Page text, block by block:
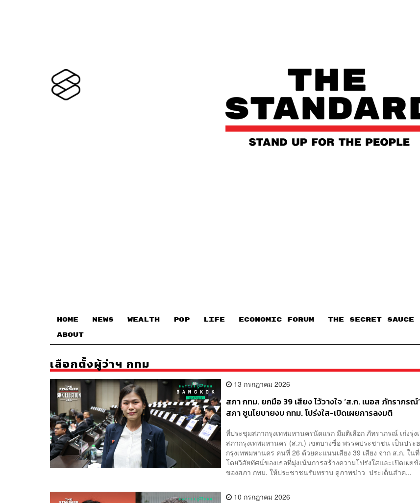
HOME NEWS WEALTH POP LIFE ECONOMIC FORUM THE SECRET SAUCE​
ABOUT
เลือกตั้งผู้ว่าฯ กทม
13 กรกฎาคม 2026
สภา กทม. ยกมือ 39 เสียง ไว้วางใจ ‘ส.ก. เนอส ภัทราภรณ์
สภา ชูนโยบายงบ กทม. โปร่งใส-เปิดเผยการลงมติ
ที่ประชุมสภากรุงเทพมหานครนัดแรก มีมติเลือก ภัทราภรณ์ เก่งรุ่ง
สภากรุงเทพมหานคร (ส.ก.) เขตบางซื่อ พรรคประชาชน เป็นประ
กรุงเทพมหานคร คนที่ 26 ด้วยคะแนนเสียง 39 เสียง จาก ส.ก. ใน
โดยวิสัยทัศน์ของเธอที่มุ่งเน้นการสร้างความโปร่งใสและเปิดเผย
ของสภา กทม. ให้ประชาชนรับทราบ ดูภาพข่าว ประเด็นสำค...
10 กรกฎาคม 2026